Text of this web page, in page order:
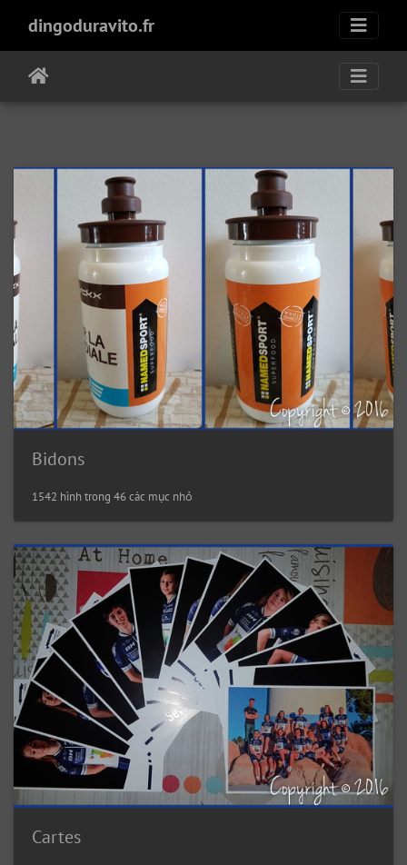
dingoduravito.fr
Bidons
1542 hình trong 46 các mục nhỏ
Cartes